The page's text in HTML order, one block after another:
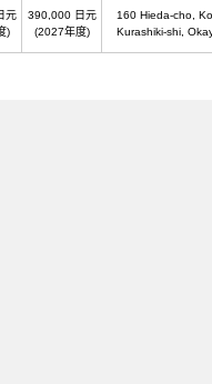
元
)
390,000 日元
(2027年度)
160 Hieda-cho,
Kurashiki-shi,